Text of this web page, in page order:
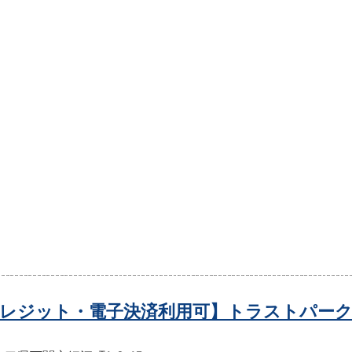
ジット・電子決済利用可】トラストパー